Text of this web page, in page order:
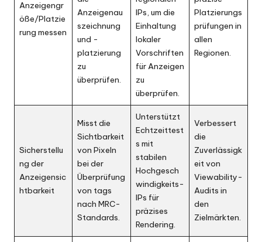
Anzeigengr
öße/Platzie
rung messen
Anzeigenau
szeichnung
und -
platzierung
zu
überprüfen.
IPs, um die
Einhaltung
lokaler
Vorschriften
für Anzeigen
zu
überprüfen.
Platzierungs
prüfungen in
allen
Regionen.
Sicherstellu
ng der
Anzeigensic
htbarkeit
Misst die
Sichtbarkeit
von Pixeln
bei der
Überprüfung
von tags
nach MRC-
Standards.
Unterstützt
Echtzeittest
s mit
stabilen
Hochgesch
windigkeits-
IPs für
präzises
Rendering.
Verbessert
die
Zuverlässigk
eit von
Viewability-
Audits in
den
Zielmärkten.